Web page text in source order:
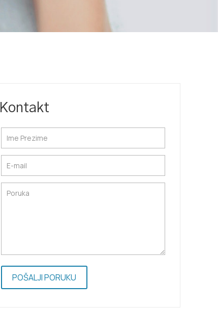
Kontakt